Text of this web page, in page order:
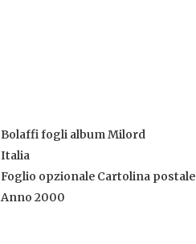
Bolaffi fogli album Milord
Italia
Foglio opzionale Cartolina postale
Anno 2000